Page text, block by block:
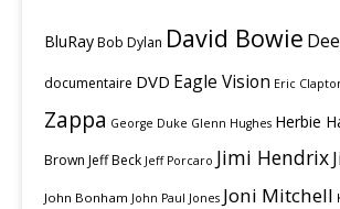
BluRayBob Dylan David Bowie
documentaire DVD Eagle Vision Eric
Zappa George Duke Glenn Hughes Herbie
Brown Jeff Beck Jeff Porcaro Jimi Hendrix
John Bonham John Paul Jones Joni Mitchell